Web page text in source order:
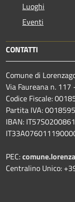
Luoghi
Eventi
CONTATTI
Comune di
Via Faureana n.
Codice Fiscale:
Partita IVA:
IBAN:
PEC:
Centralino Unico: